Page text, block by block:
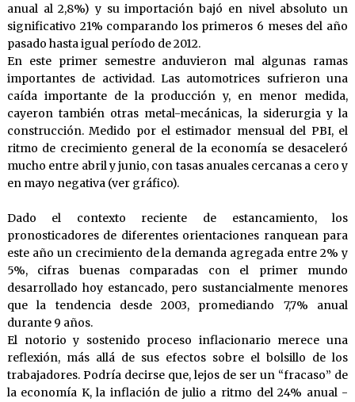
anual al 2,8%) y su importación bajó en nivel absoluto un
significativo 21% comparando los primeros 6 meses del año
pasado hasta igual período de 2012.
En este primer semestre anduvieron mal algunas ramas
importantes de actividad. Las automotrices sufrieron una
caída importante de la producción y, en menor medida,
cayeron también otras metal-mecánicas, la siderurgia y la
construcción. Medido por el estimador mensual del PBI, el
ritmo de crecimiento general de la economía se desaceleró
mucho entre abril y junio, con tasas anuales cercanas a cero y
en mayo negativa (ver gráfico).
Dado el contexto reciente de estancamiento, los
pronosticadores de diferentes orientaciones ranquean para
este año un crecimiento de la demanda agregada entre 2% y
5%, cifras buenas comparadas con el primer mundo
desarrollado hoy estancado, pero sustancialmente menores
que la tendencia desde 2003, promediando 7,7% anual
durante 9 años.
El notorio y sostenido proceso inflacionario merece una
reflexión, más allá de sus efectos sobre el bolsillo de los
trabajadores. Podría decirse que, lejos de ser un “fracaso” de
la economía K, la inflación de julio a ritmo del 24% anual -